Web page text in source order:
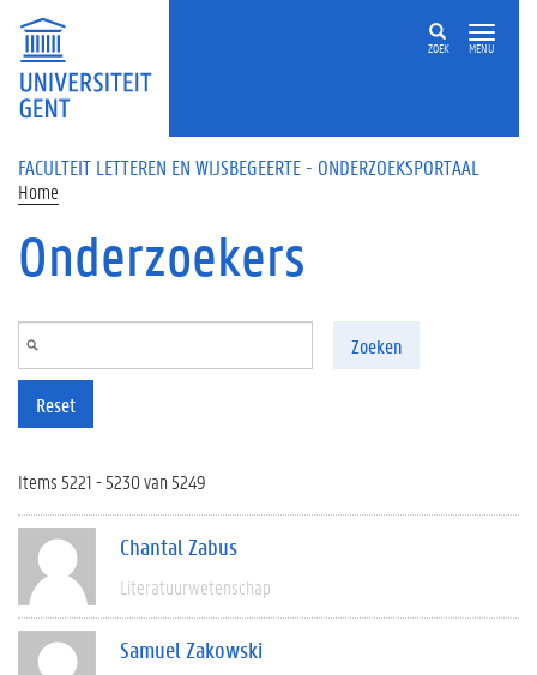
Overslaan en naar de inhoud gaan
ZOEK MENU
FACULTEIT LETTEREN EN WIJSBEGEERTE - ONDERZOEKSPORTAAL
Home
Onderzoekers
Zoeken
Reset
Items 5221 - 5230 van 5249
Chantal Zabus
Literatuurwetenschap
Samuel Zakowski